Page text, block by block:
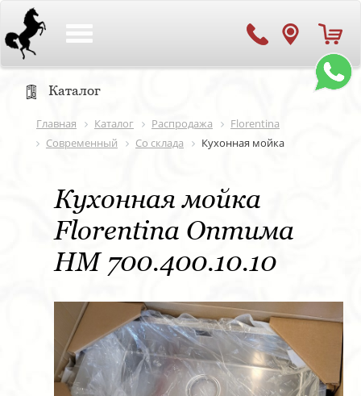
Каталог
Главная Каталог Распродажа
Florentina
Современный
Со склада Кухонная мойка
Кухонная мойка
Florentina Оптима
HM 700.400.10.10